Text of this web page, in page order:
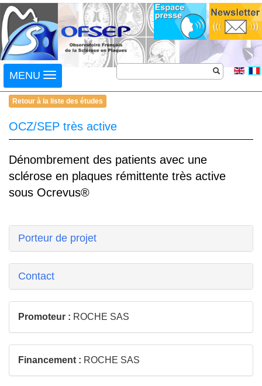
Toggle
navigation
MENU
Retour à la liste des études
OCZ/SEP très active
Dénombrement des patients avec une
sclérose en plaques rémittente très active
sous Ocrevus®
Porteur de projet
Contact
Promoteur : ROCHE SAS
Financement : ROCHE SAS